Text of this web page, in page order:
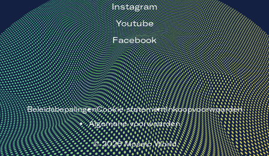
Instagram
Youtube
Facebook
©2026 Mosaic World
BeleidsbepalingenCookie statementInkoopvoorwaarden
Algemene voorwaarden